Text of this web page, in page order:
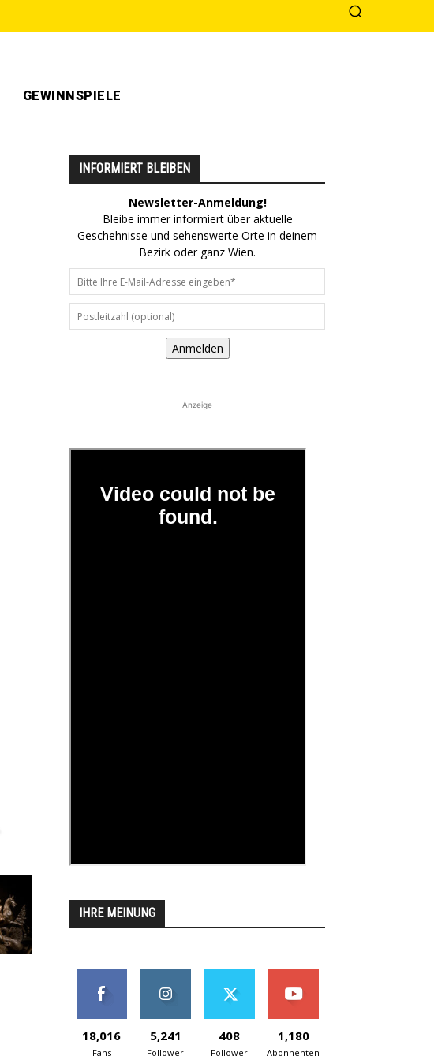
GEWINNSPIELE
INFORMIERT BLEIBEN
Newsletter-Anmeldung!
Bleibe immer informiert über aktuelle
Geschehnisse und sehenswerte Orte in deinem
Bezirk oder ganz Wien.
Anmelden
Anzeige
IHRE MEINUNG
18,016
Fans
5,241
Follower
408
Follower
1,180
Abonnenten